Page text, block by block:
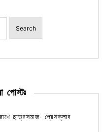
পোস্টঃ
ছাত্রসমাজ- প্রেসক্লাব